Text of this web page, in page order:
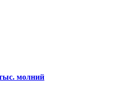
молний